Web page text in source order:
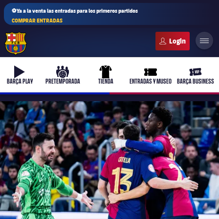
⚽Ya a la venta las entradas para los primeros partidos
COMPRAR ENTRADAS
b-play
BARÇA PLAY
culers-ball
PRETEMPORADA
uniform
TIENDA
ticket-full
ENTRADAS Y MUSEO
ticket-
BARÇA BUSINESS